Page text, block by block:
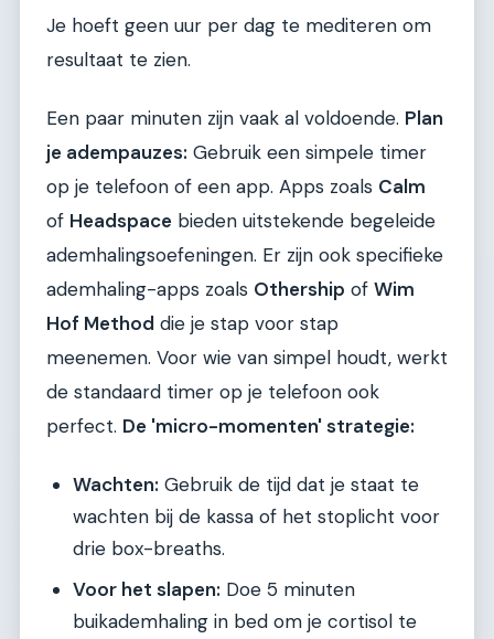
Je hoeft geen uur per dag te mediteren om
resultaat te zien.
Een paar minuten zijn vaak al voldoende. Plan
je adempauzes: Gebruik een simpele timer
op je telefoon of een app. Apps zoals Calm
of Headspace bieden uitstekende begeleide
ademhalingsoefeningen. Er zijn ook specifieke
ademhaling-apps zoals Othership of Wim
Hof Method die je stap voor stap
meenemen. Voor wie van simpel houdt, werkt
de standaard timer op je telefoon ook
perfect. De 'micro-momenten' strategie:
Wachten: Gebruik de tijd dat je staat te
wachten bij de kassa of het stoplicht voor
drie box-breaths.
Voor het slapen: Doe 5 minuten
buikademhaling in bed om je cortisol te